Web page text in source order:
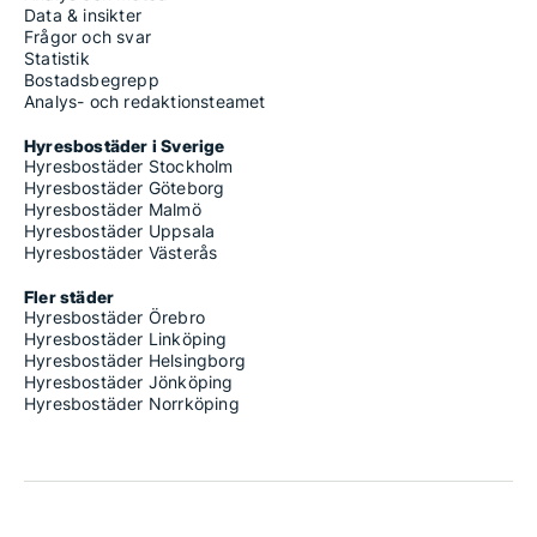
Data & insikter
Frågor och svar
Statistik
Bostadsbegrepp
Analys- och redaktionsteamet
Hyresbostäder i Sverige
Hyresbostäder Stockholm
Hyresbostäder Göteborg
Hyresbostäder Malmö
Hyresbostäder Uppsala
Hyresbostäder Västerås
Fler städer
Hyresbostäder Örebro
Hyresbostäder Linköping
Hyresbostäder Helsingborg
Hyresbostäder Jönköping
Hyresbostäder Norrköping